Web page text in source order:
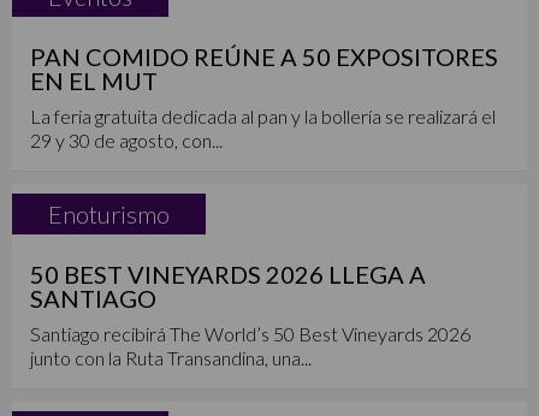
PAN COMIDO REÚNE A 50 EXPOSITORES
EN EL MUT
La feria gratuita dedicada al pan y la bollería se realizará el
29 y 30 de agosto, con...
Enoturismo
50 BEST VINEYARDS 2026 LLEGA A
SANTIAGO
Santiago recibirá The World’s 50 Best Vineyards 2026
junto con la Ruta Transandina, una...